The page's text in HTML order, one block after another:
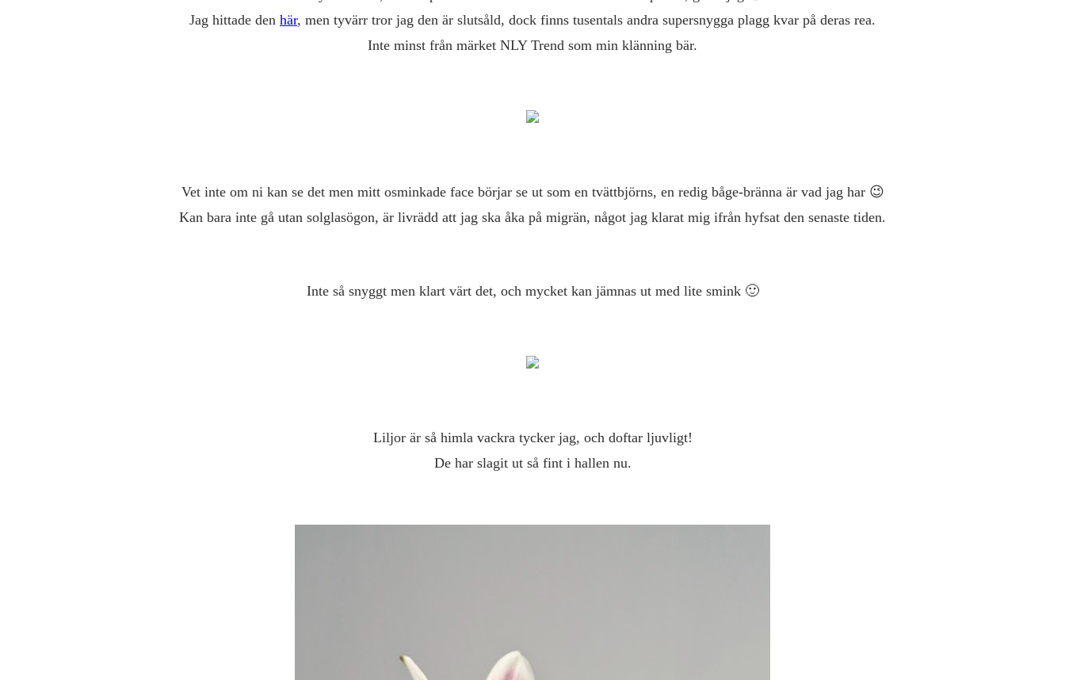
Jag hittade den här, men tyvärr tror jag den är slutsåld, dock finns tusentals andra supersnygga plagg kvar på deras rea.
Inte minst från märket NLY Trend som min klänning bär.
Vet inte om ni kan se det men mitt osminkade face börjar se ut som en tvättbjörns, en redig båge-bränna är vad jag har 😉
Kan bara inte gå utan solglasögon, är livrädd att jag ska åka på migrän, något jag klarat mig ifrån hyfsat den senaste tiden.
Inte så snyggt men klart värt det, och mycket kan jämnas ut med lite smink 🙂
Liljor är så himla vackra tycker jag, och doftar ljuvligt!
De har slagit ut så fint i hallen nu.